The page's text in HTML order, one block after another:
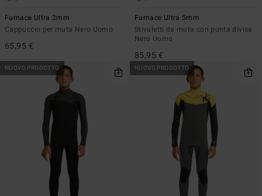
Furnace Ultra 2mm
Cappuccio per muta Nero Uomo
65,95 €
Furnace Ultra 5mm
Stivaletti da muta con punta divisa
Nero Uomo
85,95 €
NUOVO PRODOTTO NUOVO PRODOTTO